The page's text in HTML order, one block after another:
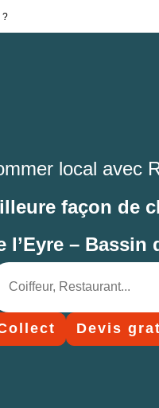
?
local avec
façon de
l’Eyre – Bassin
Devis